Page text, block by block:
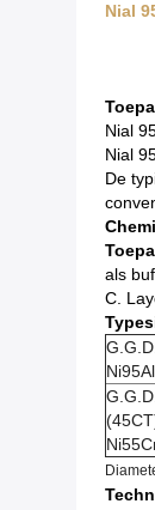
Nial
Nial
Nial
De
als
C.